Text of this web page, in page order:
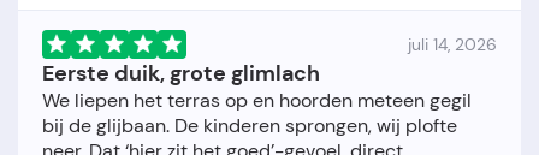
juli 14, 2026
Eerste duik, grote glimlach
We liepen het terras op en hoorden meteen gegil
bij de glijbaan. De kinderen sprongen, wij plofte